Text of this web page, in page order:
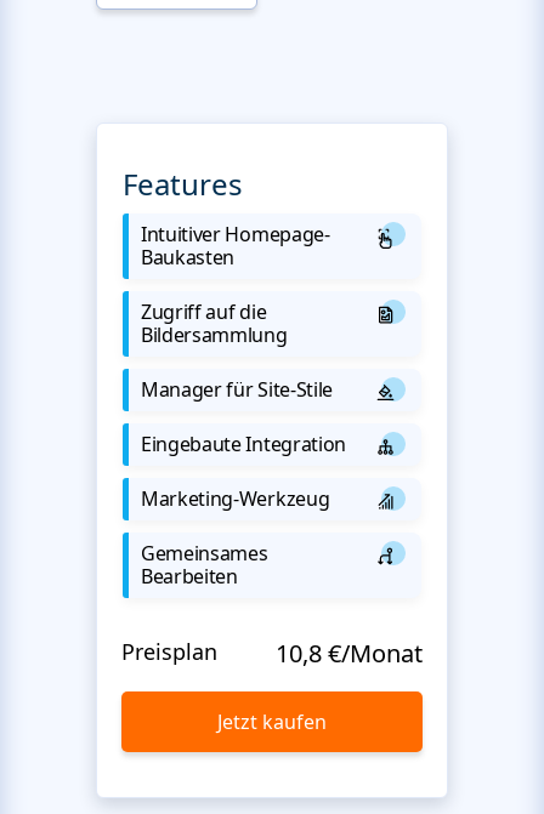
Features
Intuitiver Homepage-
Baukasten
Zugriff auf die
Bildersammlung
Manager für Site-Stile
Eingebaute Integration
Marketing-Werkzeug
Gemeinsames
Bearbeiten
Preisplan 10,8 €/Monat
Jetzt kaufen